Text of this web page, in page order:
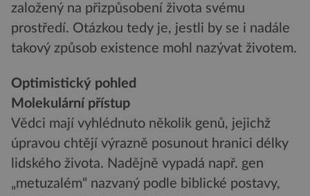
založený na přizpůsobení života svému
prostředí. Otázkou tedy je, jestli by se i nadále
takový způsob existence mohl nazývat životem.
Optimistický pohled
Molekulární přístup
Vědci mají vyhlédnuto několik genů, jejichž
úpravou chtějí výrazně posunout hranici délky
lidského života. Nadějně vypadá např. gen
„metuzalém“ nazvaný podle biblické postavy,